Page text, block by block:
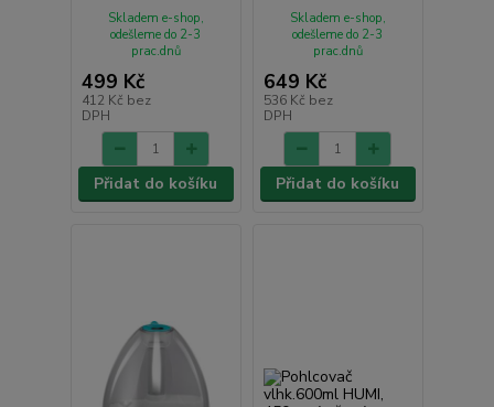
499 Kč
412 Kč bez
DPH
Skladem e-shop,
odešleme do 2-3
prac.dnů
Přidat do košíku
649 Kč
536 Kč bez
DPH
Skladem e-shop,
odešleme do 2-3
prac.dnů
Přidat do košíku